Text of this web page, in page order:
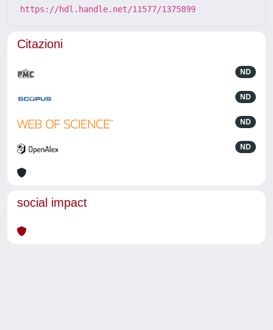
https://hdl.handle.net/11577/1375899
Citazioni
ND
ND
ND
ND
social impact